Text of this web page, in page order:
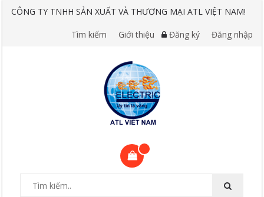
CÔNG TY TNHH SẢN XUẤT VÀ THƯƠNG MẠI ATL VIỆT NAM!
Tìm kiếm Giới thiệu Đăng ký Đăng nhập